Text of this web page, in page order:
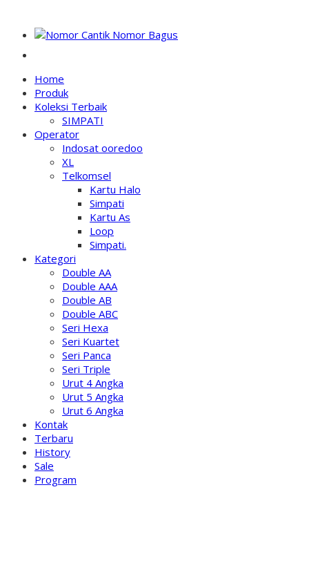
Home
Produk
Koleksi Terbaik
SIMPATI
Operator
Indosat ooredoo
XL
Telkomsel
Kartu Halo
Simpati
Kartu As
Loop
Simpati.
Kategori
Double AA
Double AAA
Double AB
Double ABC
Seri Hexa
Seri Kuartet
Seri Panca
Seri Triple
Urut 4 Angka
Urut 5 Angka
Urut 6 Angka
Kontak
Terbaru
History
Sale
Program